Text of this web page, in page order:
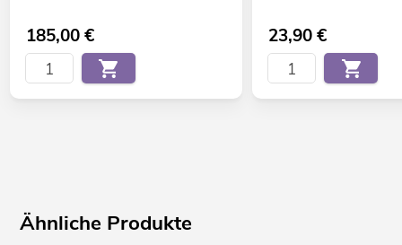
185,00€ 23,90€
Ähnliche Produkte